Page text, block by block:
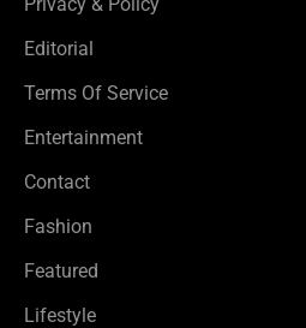
Editorial
Terms Of Service
Entertainment
Contact
Fashion
Featured
Lifestyle